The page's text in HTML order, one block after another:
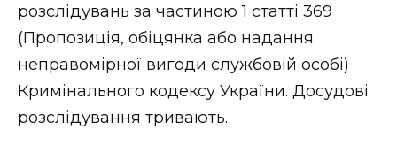
розслідувань за частиною 1 статті 369
(Пропозиція, обіцянка або надання
неправомірної вигоди службовій особі)
Кримінального кодексу України. Досудові
розслідування тривають.